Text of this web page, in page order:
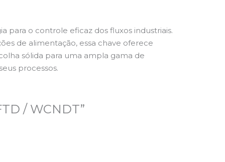
para o controle eficaz dos fluxos industriais.
de alimentação, essa chave oferece
sólida para uma ampla gama de
processos.
/ WCNDT”